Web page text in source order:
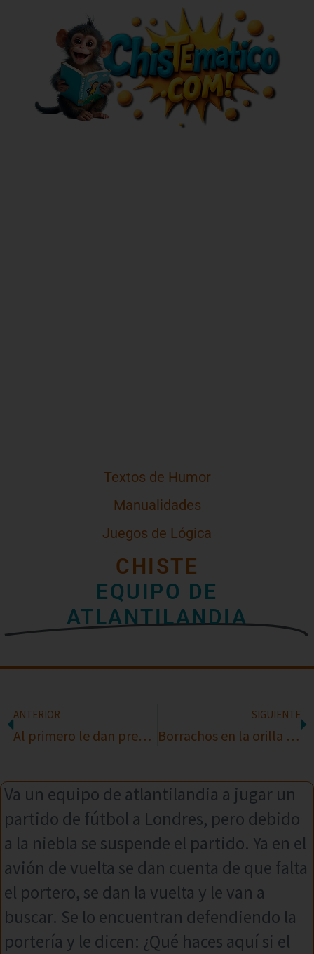
Textos de Humor
Manualidades
Juegos de Lógica
CHISTE
EQUIPO DE
ATLANTILANDIA
ANTERIOR
Al primero le dan premio
SIGUIENTE
Borrachos en la orilla de un río
Va un equipo de atlantilandia a jugar un
partido de fútbol a Londres, pero debido
a la niebla se suspende el partido. Ya en el
avión de vuelta se dan cuenta de que falta
el portero, se dan la vuelta y le van a
buscar. Se lo encuentran defendiendo la
portería y le dicen: ¿Qué haces aquí si el